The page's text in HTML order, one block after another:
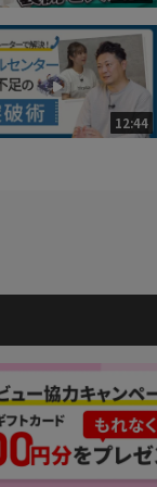
12:44